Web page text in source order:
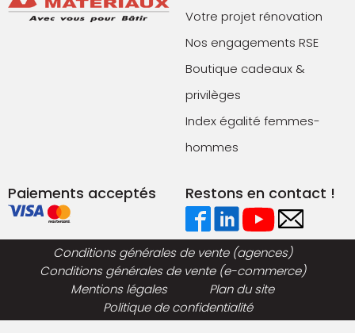
Votre projet rénovation
Nos engagements RSE
Boutique cadeaux &
privilèges
Index égalité femmes-
hommes
Paiements acceptés Restons en contact !
Conditions générales de vente (agences)
Conditions générales de vente (e-commerce)
Mentions légales
Plan du site
Politique de confidentialité